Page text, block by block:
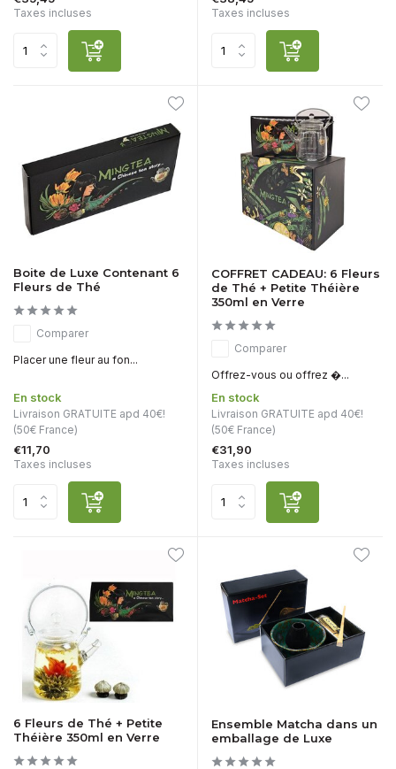
Taxes incluses Taxes incluses
Boite de Luxe Contenant 6
Fleurs de Thé
Comparer
Placer une fleur au fon...
En stock
Livraison GRATUITE apd 40€!
(50€ France)
€11,70
Taxes incluses
COFFRET CADEAU: 6 Fleurs
de Thé + Petite Théière
350ml en Verre
Comparer
Offrez-vous ou offrez �...
En stock
Livraison GRATUITE apd 40€!
(50€ France)
€31,90
Taxes incluses
6 Fleurs de Thé + Petite
Théière 350ml en Verre
Ensemble Matcha dans un
emballage de Luxe